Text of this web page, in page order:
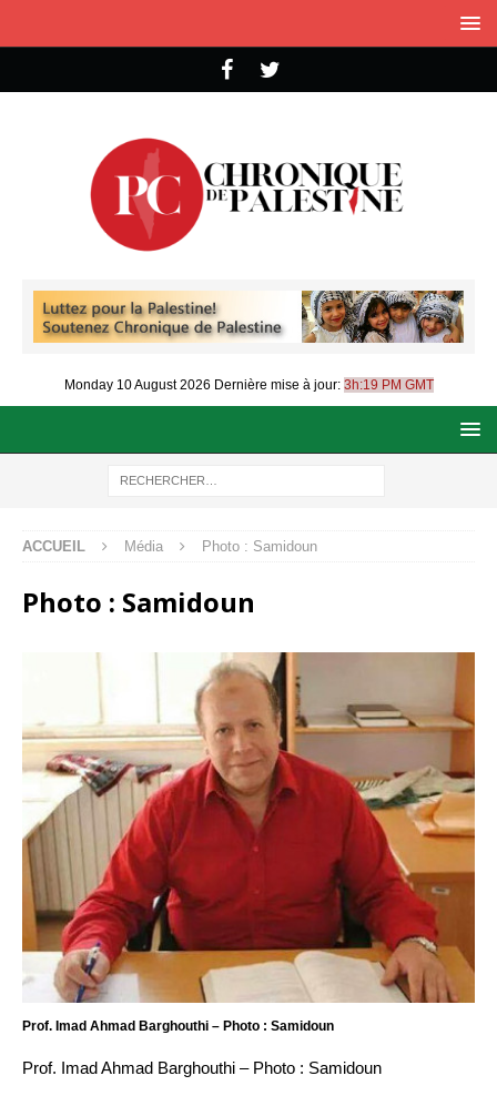
Monday 10 August 2026 Dernière mise à jour: 3h:19 PM GMT
ACCUEIL Média Photo : Samidoun
Photo : Samidoun
Prof. Imad Ahmad Barghouthi – Photo : Samidoun
Prof. Imad Ahmad Barghouthi – Photo : Samidoun